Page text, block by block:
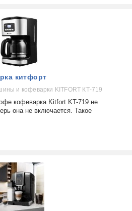
китфорт
и кофеварки KITFORT КТ-719
кофеварка Kitfort KT-719 не
она не включается. Такое